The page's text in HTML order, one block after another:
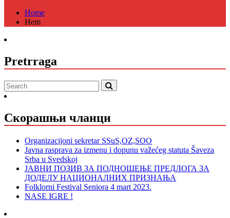
Home
Hem
Pretrraga
Скорашњи чланци
Organizacijoni sekretar SSuS,OZ,SOO
Javna rasprava za izmenu i dopunu važećeg statuta Šaveza
Srba u Svedskoj
ЈАВНИ ПОЗИВ ЗА ПОДНОШЕЊЕ ПРЕДЛОГА ЗА
ДОДЕЛУ НАЦИОНАЛНИХ ПРИЗНАЊА
Folklorni Festival Seniora 4 mart 2023.
NASE IGRE !